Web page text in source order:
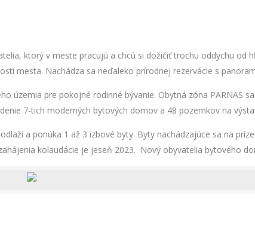
ktorý v meste pracujú a chcú si dožičiť trochu oddychu od
mesta. Nachádza sa neďaleko prírodnej rezervácie s
pre pokojné rodinné bývanie. Obytná zóna PARNAS
7-tich moderných bytových domov a 48 pozemkov na
a ponúka 1 až 3 izbové byty. Byty nachádzajúce sa na
kolaudácie je jeseň 2023. Nový obyvatelia bytového